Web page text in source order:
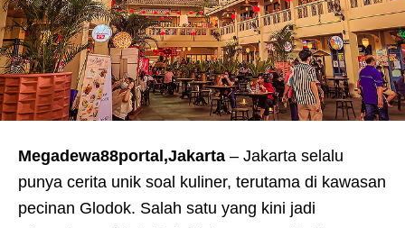
Megadewa88portal,Jakarta – Jakarta selalu
punya cerita unik soal kuliner, terutama di kawasan
pecinan Glodok. Salah satu yang kini jadi